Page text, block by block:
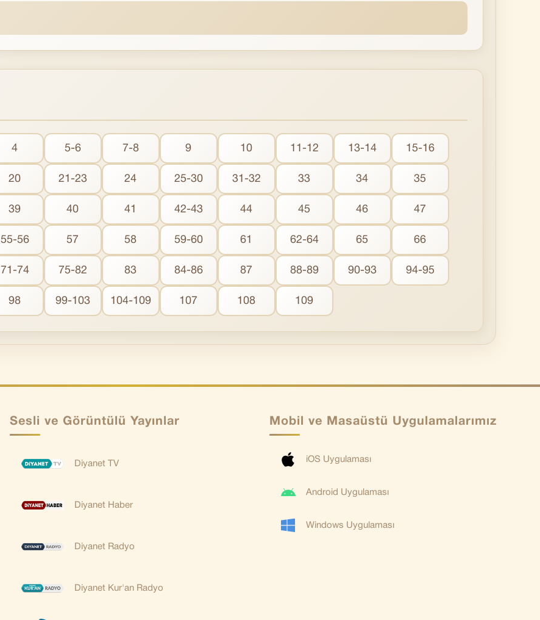
4 5-6 7-8 9 10 11-12 13-14 15-16
20 21-23 24 25-30 31-32 33 34 35
39 40 41 42-43 44 45 46 47
55-56 57 58 59-60 61 62-64 65 66
71-74 75-82 83 84-86 87 88-89 90-93 94-95
98 99-103 104-109 107 108 109
Sesli ve Görüntülü Yayınlar
Diyanet TV
Diyanet Haber
Diyanet Radyo
Diyanet Kur'an Radyo
Mobil ve Masaüstü Uygulamalarımız
iOS Uygulaması
Android Uygulaması
Windows Uygulaması